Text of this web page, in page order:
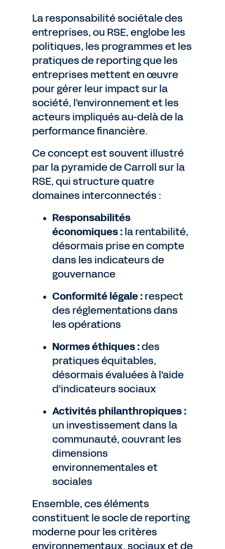
La responsabilité sociétale des
entreprises, ou RSE, englobe les
politiques, les programmes et les
pratiques de reporting que les
entreprises mettent en œuvre
pour gérer leur impact sur la
société, l'environnement et les
acteurs impliqués au-delà de la
performance financière.
Ce concept est souvent illustré
par la pyramide de Carroll sur la
RSE, qui structure quatre
domaines interconnectés :
Responsabilités
économiques :la rentabilité,
désormais prise en compte
dans les indicateurs de
gouvernance
Conformité légale :respect
des réglementations dans
les opérations
Normes éthiques :des
pratiques équitables,
désormais évaluées à l'aide
d'indicateurs sociaux
Activités philanthropiques :
un investissement dans la
communauté, couvrant les
dimensions
environnementales et
sociales
Ensemble, ces éléments
constituent le socle de reporting
moderne pour les critères
environnementaux, sociaux et de